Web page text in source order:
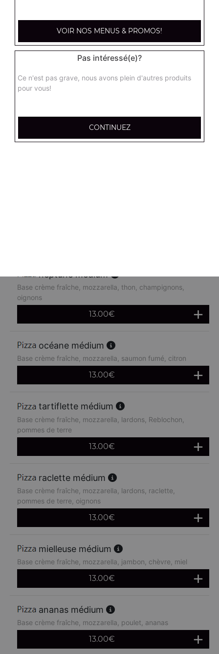
13.00€
Base sauce tomate, boeuf, jambon, poulet, merguez
supreme sucuk médium
Base sauce tomate, oignons, poivrons, champignons,
neptune médium
Base crème fraîche, mozzarella, thon, champignons,
oignons
13.00€
océane médium
Base crème fraîche, mozzarella, saumon fumé, citron
13.00€
tartiflette médium
Base crème fraîche, mozzarella, lardons, Reblochon,
pommes de terre
13.00€
raclette médium
Base crème fraîche, mozzarella, lardons, raclette,
pommes de terre, oignons
13.00€
mielleuse médium
Base crème fraîche, mozzarella, jambon, chèvre, miel
13.00€
ananas médium
Base crème fraîche, mozzarella, poulet, ananas
13.00€
VOIR NOS MENUS & PROMOS!
Pas intéressé(e)?
Ce n'est pas grave, nous avons plein d'autres produits
pour vous!
CONTINUEZ